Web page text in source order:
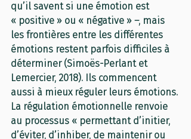
qu’il savent si une émotion est
« positive » ou « négative » –, mais
les frontières entre les différentes
émotions restent parfois difficiles à
déterminer (Simoës-Perlant et
Lemercier, 2018). Ils commencent
aussi à mieux réguler leurs émotions.
La régulation émotionnelle renvoie
au processus « permettant d’initier,
d’éviter, d’inhiber, de maintenir ou